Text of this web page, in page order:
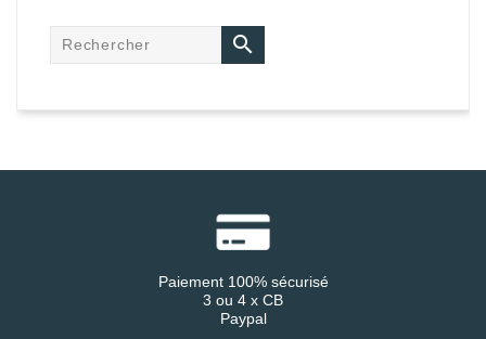

Paiement 100% sécurisé
3 ou 4 x CB
Paypal